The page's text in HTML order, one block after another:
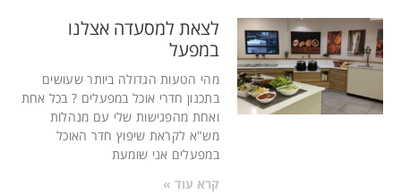
לצאת למסעדה אצלנו
במפעל
מהי הטעות הגדולה ביותר שעושים
בתכנון חדרי אוכל במפעלים ? בכל אחת
ואחת מהפגישות שלי עם מנהלות
מש"א לקראת שיפוץ חדר האוכל
במפעלים אני שומעת
קרא עוד »